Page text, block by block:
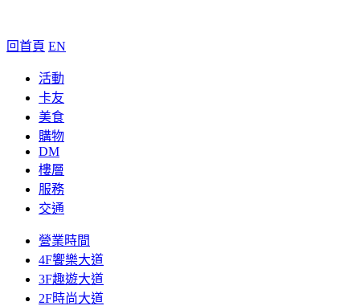
回首頁 EN
活動
卡友
美食
購物
DM
樓層
服務
交通
營業時間
4F饗樂大道
3F趣遊大道
2F時尚大道